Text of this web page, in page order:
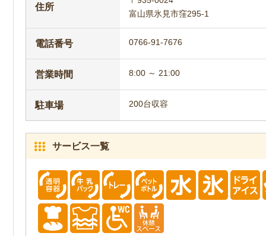
住所
富山県氷見市窪295-1
電話番号 0766-91-7676
営業時間 8:00 ～ 21:00
駐車場 200台収容
サービス一覧